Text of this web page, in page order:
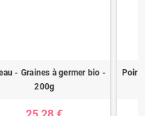
- Graines à germer bio -
200g